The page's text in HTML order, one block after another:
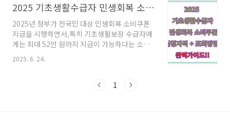
2025 기초생활수급자 민생회복 소비쿠폰 신청자격 + 조회방법
2025년 정부가 전국민 대상 민생회복 소비쿠폰
지급을 시행하면서,특히 기초생활보장 수급자에
게는 최대 52만 원까지 지급이 가능하다는 소식
이 전해졌습니다.그렇다면 내가 수급자인지 확인
하는 방법과 함께소비쿠폰 신청 방법까지 한번에
지급대상과 금액2025년 5월 기준 기초생활보장
2025. 6. 24.
1